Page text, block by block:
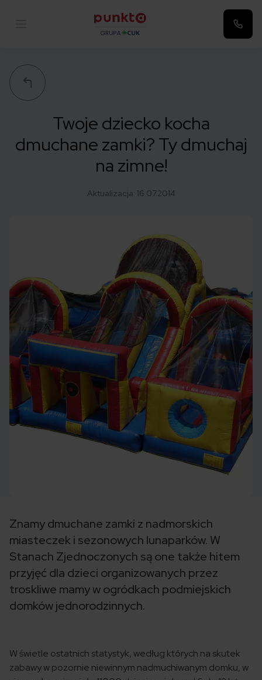
Twoje dziecko kocha
dmuchane zamki? Ty dmuchaj
na zimne!
Aktualizacja: 16.07.2014
Znamy dmuchane zamki z nadmorskich
miasteczek i sezonowych lunaparków. W
Stanach Zjednoczonych są one także hitem
przyjęć dla dzieci organizowanych przez
troskliwe mamy w ogródkach podmiejskich
domków jednorodzinnych.
W świetle ostatnich statystyk, według których na skutek
zabawy w pozornie niewinnym nadmuchiwanym domku, w